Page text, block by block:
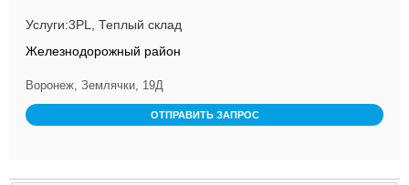
Услуги:3PL, Теплый склад
Железнодорожный район
Воронеж, Землячки, 19Д
ОТПРАВИТЬ ЗАПРОС